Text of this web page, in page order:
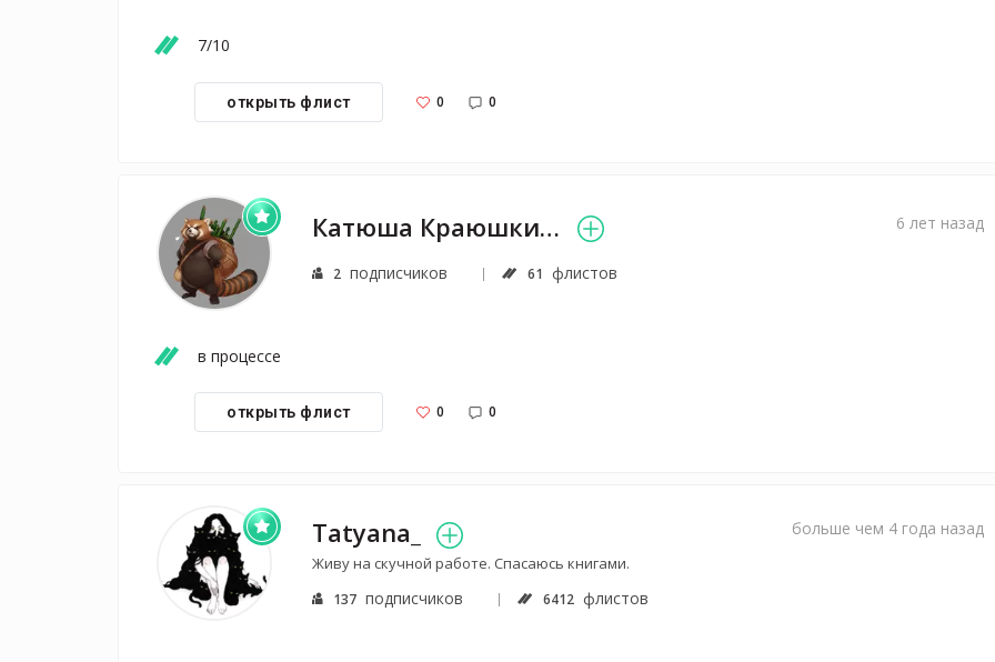
7/10
открыть флист 0 0
Катюша Краюшкина
2 подписчиков 61 флистов
6 лет назад
в процессе
открыть флист 0 0
Tatyana_
Живу на скучной работе. Спасаюсь книгами.
137 подписчиков 6412 флистов
больше чем 4 года назад